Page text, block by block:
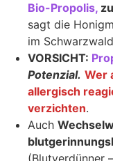
Bio-Propolis,
sagt die
im
VORSICHT:
Potenzial. Wer
allergisch
verzichten.
Auch